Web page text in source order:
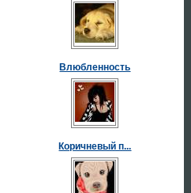
Влюбленность
Коричневый п...